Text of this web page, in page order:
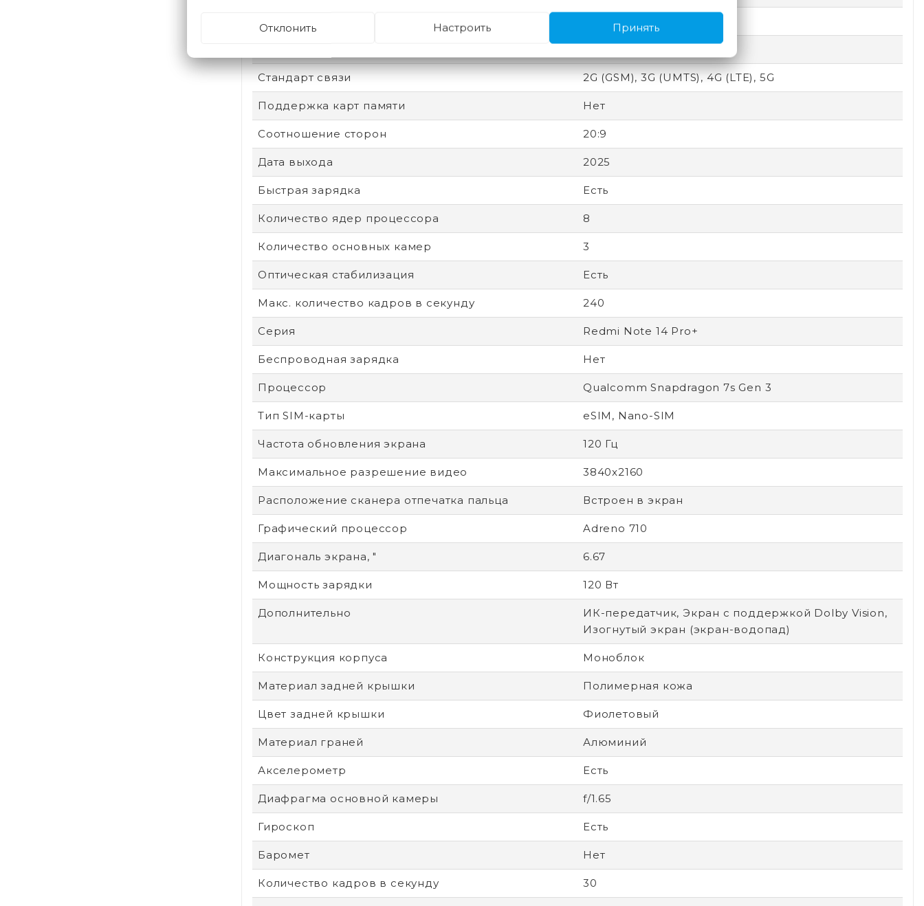
Стандарт связи 2G (GSM), 3G (UMTS), 4G (LTE), 5G
Поддержка карт памяти Нет
Соотношение сторон 20:9
Дата выхода 2025
Быстрая зарядка Есть
Количество ядер процессора 8
Количество основных камер 3
Оптическая стабилизация Есть
Макс. количество кадров в секунду 240
Серия Redmi Note 14 Pro+
Беспроводная зарядка Нет
Процессор Qualcomm Snapdragon 7s Gen 3
Тип SIM-карты eSIM, Nano-SIM
Частота обновления экрана 120 Гц
Максимальное разрешение видео 3840x2160
Расположение сканера отпечатка пальца Встроен в экран
Графический процессор Adreno 710
Диагональ экрана, " 6.67
Мощность зарядки 120 Вт
Дополнительно
ИК-передатчик, Экран с поддержкой Dolby Vision,
Изогнутый экран (экран-водопад)
Конструкция корпуса Моноблок
Материал задней крышки Полимерная кожа
Цвет задней крышки Фиолетовый
Материал граней Алюминий
Акселерометр Есть
Диафрагма основной камеры f/1.65
Гироскоп Есть
Баромет Нет
Количество кадров в секунду 30
Отклонить Настроить Принять